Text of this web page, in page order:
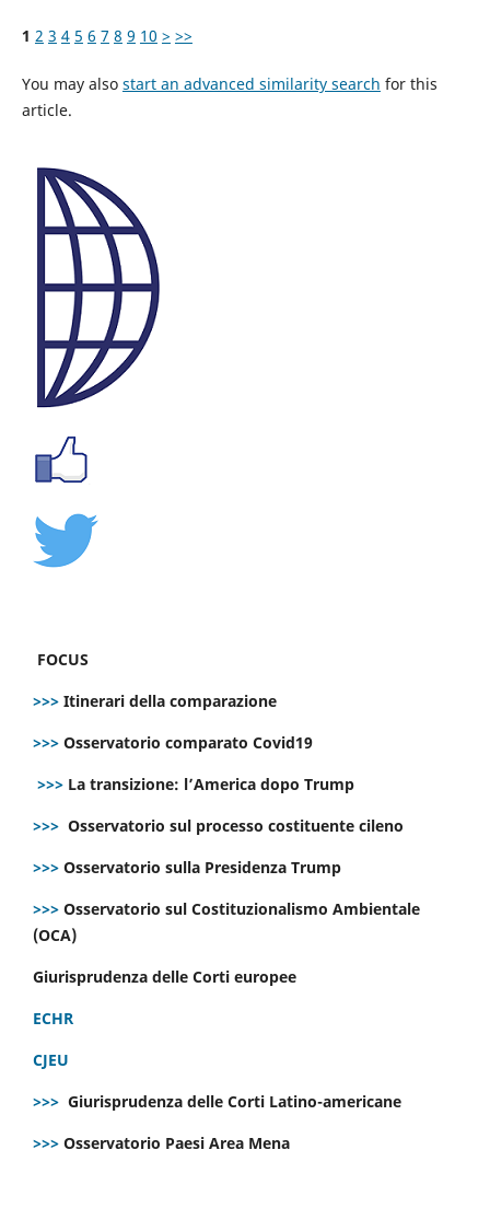
1 2 3 4 5 6 7 8 9 10 > >>
You may also start an advanced similarity search for this
article.
FOCUS
>>> Itinerari della comparazione
>>> Osservatorio comparato Covid19
>>> La transizione: l’America dopo Trump
>>> Osservatorio sul processo costituente cileno
>>> Osservatorio sulla Presidenza Trump
>>> Osservatorio sul Costituzionalismo Ambientale
(OCA)
Giurisprudenza delle Corti europee
ECHR
CJEU
>>> Giurisprudenza delle Corti Latino-americane
>>> Osservatorio Paesi Area Mena